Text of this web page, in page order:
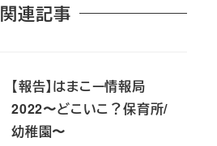
関連記事
【報告】はまこー情報局
2022〜どこいこ？保育所/
幼稚園〜